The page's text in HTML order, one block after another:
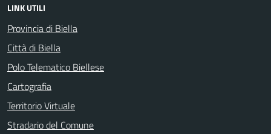
LINK UTILI
Provincia di Biella
Città di Biella
Polo Telematico Biellese
Cartografia
Territorio Virtuale
Stradario del Comune